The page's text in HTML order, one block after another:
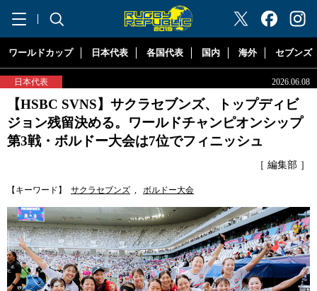
"ラグビーリパブリック"
ワールドカップ 日本代表 各国代表 国内 海外 セブンズ
日本代表 2026.06.08
【HSBC SVNS】サクラセブンズ、トップディビ
ジョン残留決める。ワールドチャンピオンシップ
第3戦・ボルドー大会は7位でフィニッシュ
［ 編集部 ］
【キーワード】 サクラセブンズ , ボルドー大会